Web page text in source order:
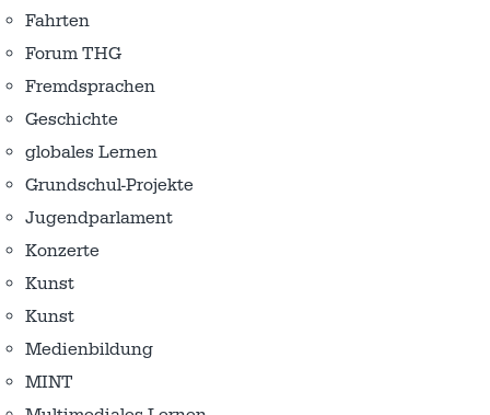
Fahrten
Forum THG
Fremdsprachen
Geschichte
globales Lernen
Grundschul-Projekte
Jugendparlament
Konzerte
Kunst
Kunst
Medienbildung
MINT